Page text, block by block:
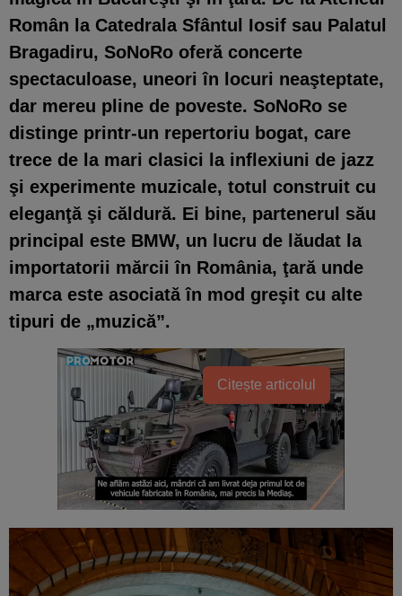
Român la Catedrala Sfântul Iosif sau Palatul
Bragadiru, SoNoRo oferă concerte
spectaculoase, uneori în locuri neaşteptate,
dar mereu pline de poveste. SoNoRo se
distinge printr-un repertoriu bogat, care
trece de la mari clasici la inflexiuni de jazz
şi experimente muzicale, totul construit cu
eleganţă şi căldură. Ei bine, partenerul său
principal este BMW, un lucru de lăudat la
importatorii mărcii în România, ţară unde
marca este asociată în mod greşit cu alte
tipuri de „muzică”.
Citește articolul